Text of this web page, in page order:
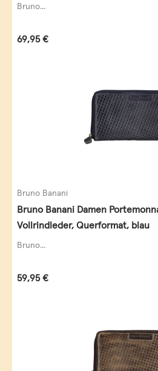
Bruno...
Regulärer Preis:
69,95 €
Bruno Banani
Bruno Banani Damen
Vollrindleder, Querformat, blau
Bruno...
Regulärer Preis:
59,95 €